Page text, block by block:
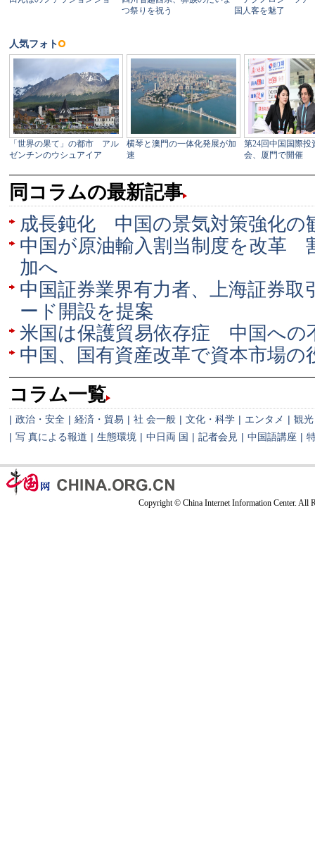
同コラムの最新記事
成長鈍化 中国の景気対策強化の
中国が原油輸入割当制度を改革
加へ
中国証券業界有力者、上海証券取
ード開設を提案
米国は保護貿易依存症 中国への
中国、国有資産改革で資本市場の
コラム一覧
| 政治・安全 | 経済・貿易 | 社 会一般 | 文化・科学 | エンタメ | 観光
| 写 真による報道 | 生態環境 | 中日両 国 | 記者会見 | 中国語講座 |